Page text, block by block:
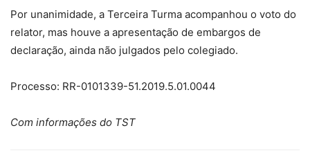
Por unanimidade, a Terceira Turma acompanhou o voto do
relator, mas houve a apresentação de embargos de
declaração, ainda não julgados pelo colegiado.
Processo: RR-0101339-51.2019.5.01.0044
Com informações do TST